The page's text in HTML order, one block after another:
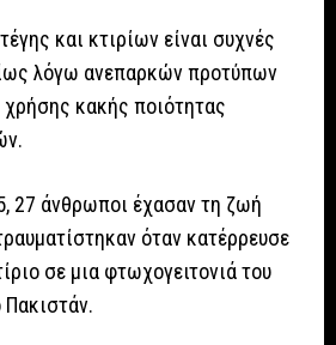
και κτιρίων είναι συχνές
λόγω ανεπαρκών προτύπων
κακής ποιότητας
27 άνθρωποι έχασαν τη ζωή
όταν κατέρρευσε
σε μια φτωχογειτονιά του
Πακιστάν.